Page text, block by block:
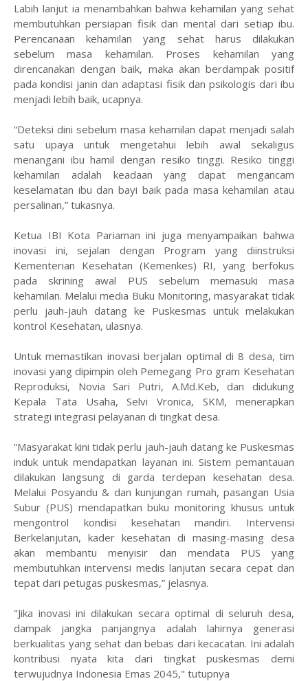
Labih lanjut ia menambahkan bahwa kehamilan yang sehat
membutuhkan persiapan fisik dan mental dari setiap ibu.
Perencanaan kehamilan yang sehat harus dilakukan
sebelum masa kehamilan. Proses kehamilan yang
direncanakan dengan baik, maka akan berdampak positif
pada kondisi janin dan adaptasi fisik dan psikologis dari ibu
menjadi lebih baik, ucapnya.
“Deteksi dini sebelum masa kehamilan dapat menjadi salah
satu upaya untuk mengetahui lebih awal sekaligus
menangani ibu hamil dengan resiko tinggi. Resiko tinggi
kehamilan adalah keadaan yang dapat mengancam
keselamatan ibu dan bayi baik pada masa kehamilan atau
persalinan,” tukasnya.
Ketua IBI Kota Pariaman ini juga menyampaikan bahwa
inovasi ini, sejalan dengan Program yang diinstruksi
Kementerian Kesehatan (Kemenkes) RI, yang berfokus
pada skrining awal PUS sebelum memasuki masa
kehamilan. Melalui media Buku Monitoring, masyarakat tidak
perlu jauh-jauh datang ke Puskesmas untuk melakukan
kontrol Kesehatan, ulasnya.
Untuk memastikan inovasi berjalan optimal di 8 desa, tim
inovasi yang dipimpin oleh Pemegang Pro gram Kesehatan
Reproduksi, Novia Sari Putri, A.Md.Keb, dan didukung
Kepala Tata Usaha, Selvi Vronica, SKM, menerapkan
strategi integrasi pelayanan di tingkat desa.
“Masyarakat kini tidak perlu jauh-jauh datang ke Puskesmas
induk untuk mendapatkan layanan ini. Sistem pemantauan
dilakukan langsung di garda terdepan kesehatan desa.
Melalui Posyandu & dan kunjungan rumah, pasangan Usia
Subur (PUS) mendapatkan buku monitoring khusus untuk
mengontrol kondisi kesehatan mandiri. Intervensi
Berkelanjutan, kader kesehatan di masing-masing desa
akan membantu menyisir dan mendata PUS yang
membutuhkan intervensi medis lanjutan secara cepat dan
tepat dari petugas puskesmas,” jelasnya.
"Jika inovasi ini dilakukan secara optimal di seluruh desa,
dampak jangka panjangnya adalah lahirnya generasi
berkualitas yang sehat dan bebas dari kecacatan. Ini adalah
kontribusi nyata kita dari tingkat puskesmas demi
terwujudnya Indonesia Emas 2045," tutupnya